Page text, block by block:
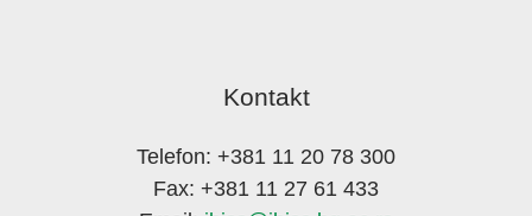
Kontakt
Telefon: +381 11 20 78 300
Fax: +381 11 27 61 433